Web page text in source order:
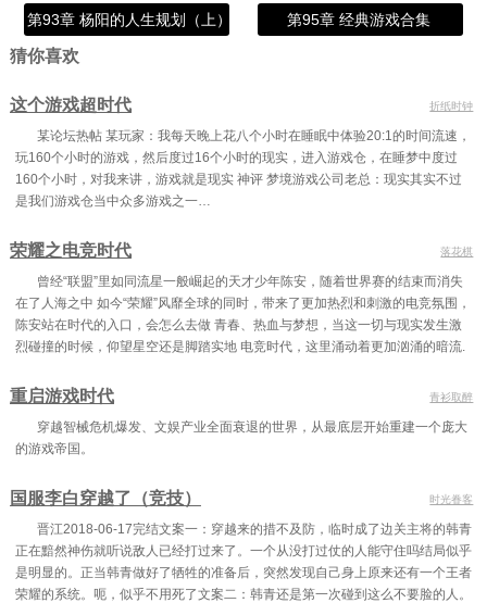
第93章 杨阳的人生规划（上） 第95章 经典游戏合集
猜你喜欢
这个游戏超时代 折纸时钟
某论坛热帖 某玩家：我每天晚上花八个小时在睡眠中体验20:1的时间流速，
玩160个小时的游戏，然后度过16个小时的现实，进入游戏仓，在睡梦中度过
160个小时，对我来讲，游戏就是现实 神评 梦境游戏公司老总：现实其实不过
是我们游戏仓当中众多游戏之一…
荣耀之电竞时代 落花棋
曾经“联盟”里如同流星一般崛起的天才少年陈安，随着世界赛的结束而消失
在了人海之中 如今“荣耀”风靡全球的同时，带来了更加热烈和刺激的电竞氛围，
陈安站在时代的入口，会怎么去做 青春、热血与梦想，当这一切与现实发生激
烈碰撞的时候，仰望星空还是脚踏实地 电竞时代，这里涌动着更加汹涌的暗流.
重启游戏时代 青衫取醉
穿越智械危机爆发、文娱产业全面衰退的世界，从最底层开始重建一个庞大
的游戏帝国。
国服李白穿越了（竞技） 时光眷客
晋江2018-06-17完结文案一：穿越来的措不及防，临时成了边关主将的韩青
正在黯然神伤就听说敌人已经打过来了。一个从没打过仗的人能守住吗结局似乎
是明显的。正当韩青做好了牺牲的准备后，突然发现自己身上原来还有一个王者
荣耀的系统。呃，似乎不用死了文案二：韩青还是第一次碰到这么不要脸的人。